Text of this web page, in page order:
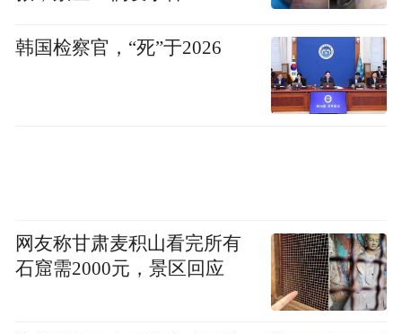
韩国检察官，“死”于2026
网友称甘肃麦积山看完所有
石窟需2000元，景区回应